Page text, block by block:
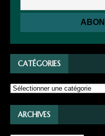
CATÉGORIES
ARCHIVES